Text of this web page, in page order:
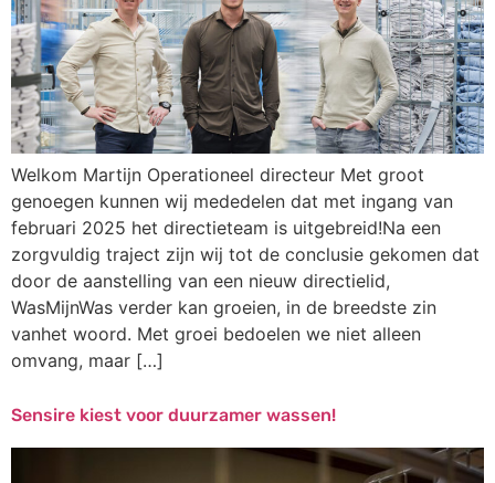
Welkom Martijn Operationeel directeur Met groot
genoegen kunnen wij mededelen dat met ingang van
februari 2025 het directieteam is uitgebreid!Na een
zorgvuldig traject zijn wij tot de conclusie gekomen dat
door de aanstelling van een nieuw directielid,
WasMijnWas verder kan groeien, in de breedste zin
vanhet woord. Met groei bedoelen we niet alleen
omvang, maar […]
Sensire kiest voor duurzamer wassen!